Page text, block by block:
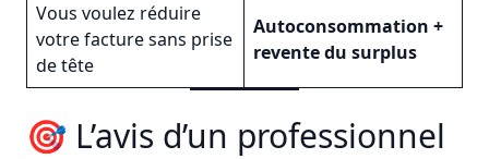
Vous voulez réduire
votre facture sans prise
de tête
Autoconsommation +
revente du surplus
🎯 L’avis d’un professionnel